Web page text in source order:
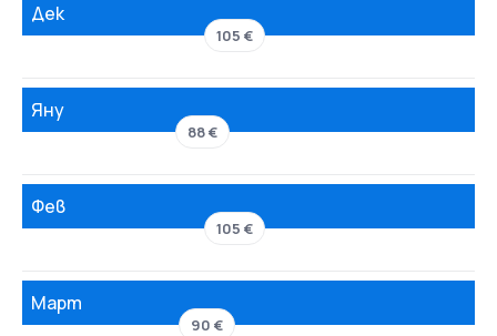
Дек
105 €
Яну
88 €
Фев
105 €
Март
90 €